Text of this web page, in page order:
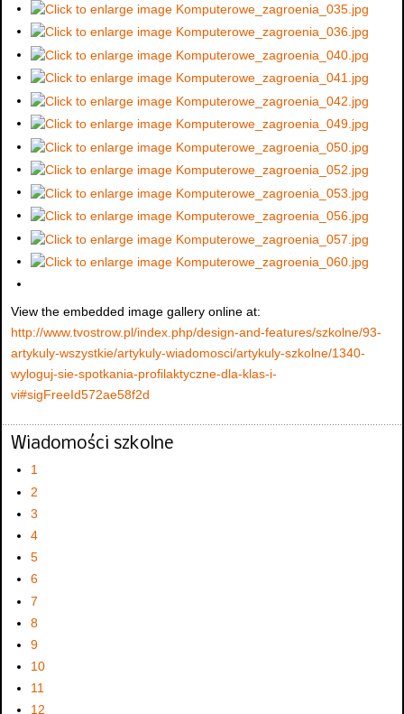
View the embedded image gallery online at:
http://www.tvostrow.pl/index.php/design-and-features/szkolne/93-
artykuly-wszystkie/artykuly-wiadomosci/artykuly-szkolne/1340-
wyloguj-sie-spotkania-profilaktyczne-dla-klas-i-
vi#sigFreeId572ae58f2d
Wiadomości szkolne
1
2
3
4
5
6
7
8
9
10
11
12